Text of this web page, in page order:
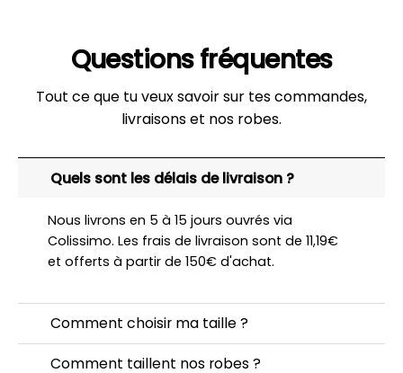
Questions fréquentes
Tout ce que tu veux savoir sur tes commandes,
livraisons et nos robes.
Quels sont les délais de livraison ?
Nous livrons en 5 à 15 jours ouvrés via
Colissimo. Les frais de livraison sont de 11,19€
et offerts à partir de 150€ d'achat.
Comment choisir ma taille ?
Comment taillent nos robes ?